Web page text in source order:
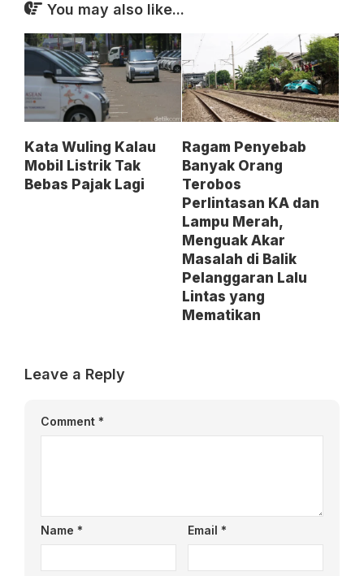
You may also like...
Kata Wuling Kalau
Mobil Listrik Tak
Bebas Pajak Lagi
Ragam Penyebab
Banyak Orang
Terobos
Perlintasan KA dan
Lampu Merah,
Menguak Akar
Masalah di Balik
Pelanggaran Lalu
Lintas yang
Mematikan
Leave a Reply
Comment *
Name * Email *